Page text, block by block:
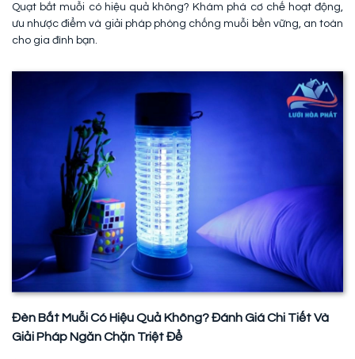
Quạt bắt muỗi có hiệu quả không? Khám phá cơ chế hoạt động,
ưu nhược điểm và giải pháp phòng chống muỗi bền vững, an toàn
cho gia đình bạn.
Đèn Bắt Muỗi Có Hiệu Quả Không? Đánh Giá Chi Tiết Và
Giải Pháp Ngăn Chặn Triệt Để